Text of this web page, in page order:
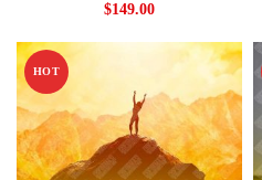
$149.00
HOT